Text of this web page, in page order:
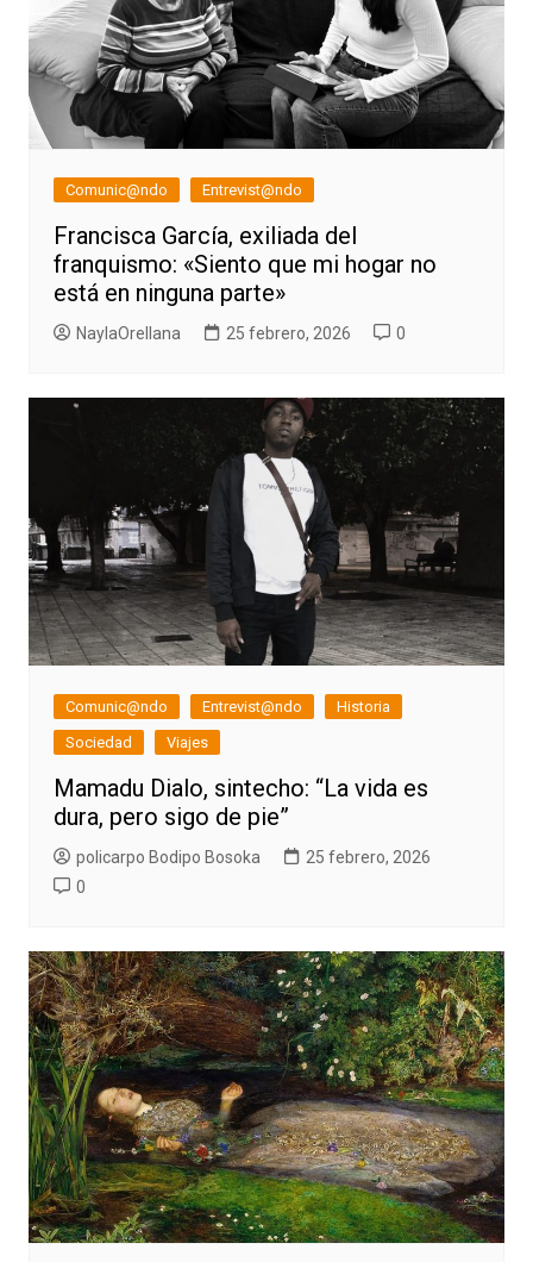
Comunic@ndo Entrevist@ndo
Francisca García, exiliada del
franquismo: «Siento que mi hogar no
está en ninguna parte»
NaylaOrellana 25 febrero, 2026 0
Comunic@ndo Entrevist@ndo
Historia
Sociedad
Viajes
Mamadu Dialo, sintecho: “La vida es
dura, pero sigo de pie”
policarpo Bodipo Bosoka
25 febrero, 2026
0